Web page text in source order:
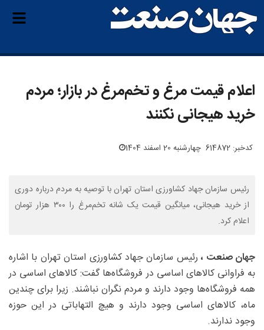
اعلام قیمت مرغ و تخم‌مرغ در بازار؛ مردم
خرید هیجانی نکنند
کدخبر: 614872 چهارشنبه 20 اسفند 1404
رئیس سازمان جهاد کشاورزی استان تهران با توصیه به مردم درباره دوری
از خرید هیجانی، میانگین قیمت یک شانه تخم‌مرغ را ۳۰۰ هزار تومان
اعلام کرد.
جهان صنعت ، رئیس سازمان جهاد کشاورزی استان تهران با اشاره
به فراوانی کالاهای اساسی در فروشگاه‌ها گفت: کالاهای اساسی در
همه فروشگاه‌ها وجود دارند و مردم نگران نباشند. زیرا برای چندین
ماه، کالاهای اساسی وجود دارند و هیچ التهاباتی در این حوزه
وجود ندارند.